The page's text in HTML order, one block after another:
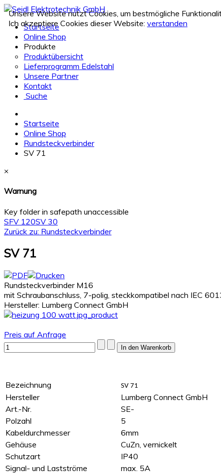
Startseite
Online Shop
Produkte
Produktübersicht
Lieferprogramm Edelstahl
Unsere Partner
Kontakt
Suche
Startseite
Online Shop
Rundsteckverbinder
SV 71
×
Warnung
Key folder in safepath unaccessible
SFV 120SV 30
Zurück zu: Rundsteckverbinder
SV 71
Rundsteckverbinder M16
mit Schraubanschluss, 7-polig, steckkompatibel nach IEC
Hersteller: Lumberg Connect GmbH
Preis auf Anfrage
Bezeichnung SV 71
Hersteller
Lumberg Connect GmbH
Art.-Nr.
SE-
Polzahl
5
Kabeldurchmesser
6mm
Gehäuse
CuZn, vernickelt
Schutzart
IP40
Signal- und Lastströme
max. 5A
Unsere Website nutzt Cookies, um bestmögliche
Ich akzeptiere Cookies dieser Website: verstanden